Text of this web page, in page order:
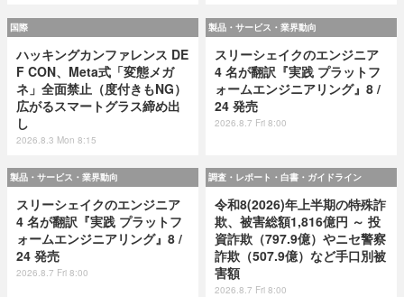
国際
ハッキングカンファレンス DE
F CON、Meta式「変態メガ
ネ」全面禁止（度付きもNG）
広がるスマートグラス締め出
し
2026.8.3 Mon 8:15
製品・サービス・業界動向
スリーシェイクのエンジニア
4 名が翻訳『実践 プラットフ
ォームエンジニアリング』8 /
24 発売
2026.8.7 Fri 8:00
製品・サービス・業界動向
スリーシェイクのエンジニア
4 名が翻訳『実践 プラットフ
ォームエンジニアリング』8 /
24 発売
2026.8.7 Fri 8:00
調査・レポート・白書・ガイドライン
令和8(2026)年上半期の特殊詐
欺、被害総額1,816億円 ～ 投
資詐欺（797.9億）やニセ警察
詐欺（507.9億）など手口別被
害額
2026.8.7 Fri 8:00